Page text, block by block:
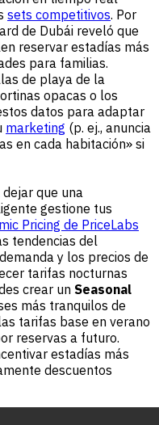
sets competitivos. Por
de Dubái reveló que
reservar estadías más
para familias.
de playa de la
opacas o los
datos para adaptar
marketing (p. ej., anuncia
en cada habitación» si
que una
gestione tus
Pricing de PriceLabs
tendencias del
y los precios de
tarifas nocturnas
crear un Seasonal
más tranquilos de
tarifas base en verano
reservas a futuro.
estadías más
descuentos